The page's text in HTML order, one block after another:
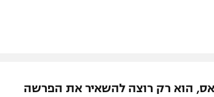
הוא רק רוצה להשאיר את הפרשה